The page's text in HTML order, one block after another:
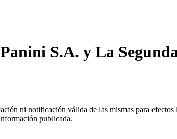
S.A. y La
ni notificación válida de las mismas para
publicada.